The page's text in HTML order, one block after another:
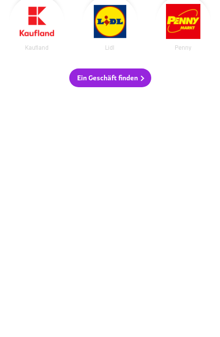
Kaufland Lidl Penny
Ein Geschäft finden